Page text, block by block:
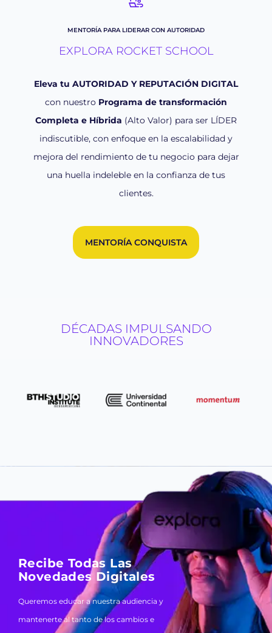
MENTORÍA PARA LIDERAR CON AUTORIDAD
EXPLORA ROCKET SCHOOL
Eleva tu AUTORIDAD Y REPUTACIÓN DIGITAL
con nuestro Programa de transformación
Completa e Híbrida (Alto Valor) para ser LÍDER
indiscutible, con enfoque en la escalabilidad y
mejora del rendimiento de tu negocio para dejar
una huella indeleble en la confianza de tus
clientes.
MENTORÍA CONQUISTA
DÉCADAS IMPULSANDO
INNOVADORES
Recibe Todas Las
Novedades Digitales
Queremos educar a nuestra audiencia y
mantenerte al tanto de los cambios e